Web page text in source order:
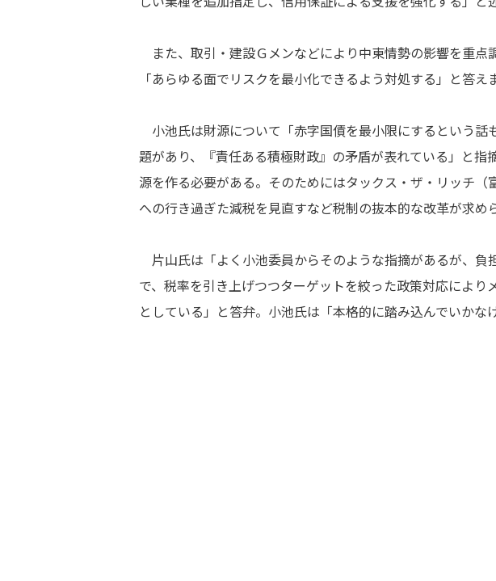
また、取引・建設Ｇメンなどにより中東情勢の影響を重点
「あらゆる面でリスクを最小化できるよう対処する」と答え
小池氏は財源について「赤字国債を最小限にするという話
題があり、『責任ある積極財政』の矛盾が表れている」と指
源を作る必要がある。そのためにはタックス・ザ・リッチ
への行き過ぎた減税を見直すなど税制の抜本的な改革が求め
片山氏は「よく小池委員からそのような指摘があるが、負
で、税率を引き上げつつターゲットを絞った政策対応により
としている」と答弁。小池氏は「本格的に踏み込んでいかな